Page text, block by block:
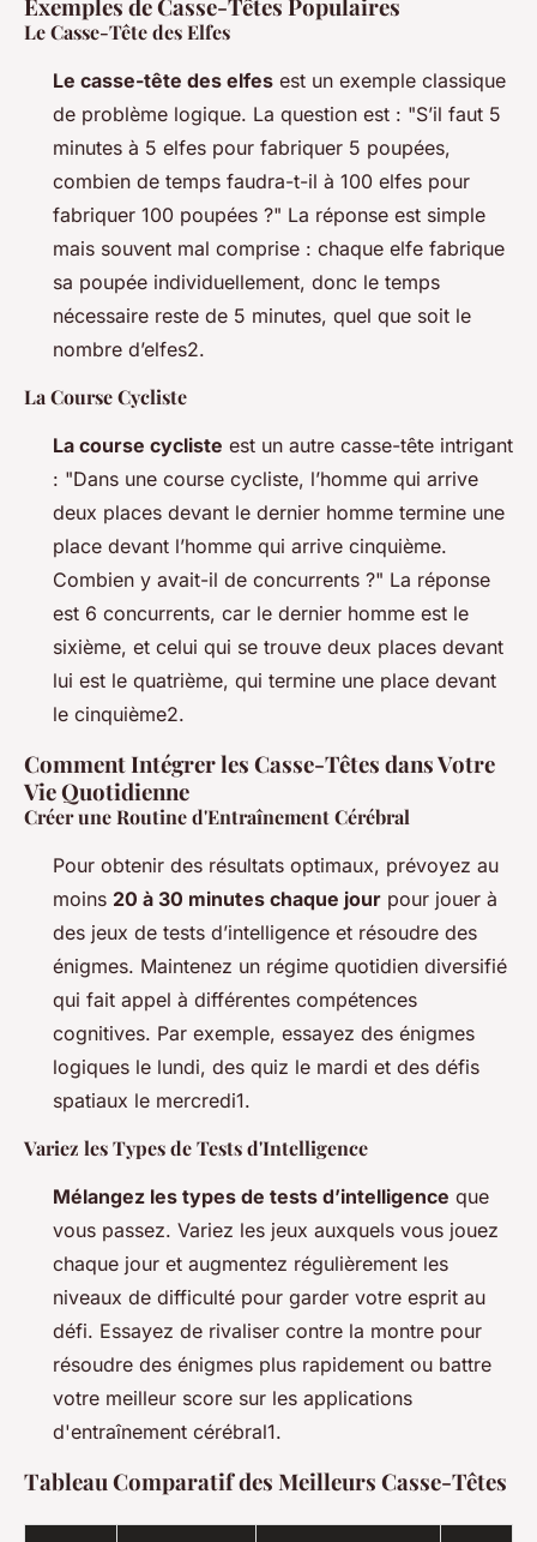
Exemples de Casse-Têtes Populaires
Le Casse-Tête des Elfes
Le casse-tête des elfes est un exemple classique
de problème logique. La question est : "S’il faut 5
minutes à 5 elfes pour fabriquer 5 poupées,
combien de temps faudra-t-il à 100 elfes pour
fabriquer 100 poupées ?" La réponse est simple
mais souvent mal comprise : chaque elfe fabrique
sa poupée individuellement, donc le temps
nécessaire reste de 5 minutes, quel que soit le
nombre d’elfes2.
La Course Cycliste
La course cycliste est un autre casse-tête intrigant
: "Dans une course cycliste, l’homme qui arrive
deux places devant le dernier homme termine une
place devant l’homme qui arrive cinquième.
Combien y avait-il de concurrents ?" La réponse
est 6 concurrents, car le dernier homme est le
sixième, et celui qui se trouve deux places devant
lui est le quatrième, qui termine une place devant
le cinquième2.
Comment Intégrer les Casse-Têtes dans Votre
Vie Quotidienne
Créer une Routine d'Entraînement Cérébral
Pour obtenir des résultats optimaux, prévoyez au
moins 20 à 30 minutes chaque jour pour jouer à
des jeux de tests d’intelligence et résoudre des
énigmes. Maintenez un régime quotidien diversifié
qui fait appel à différentes compétences
cognitives. Par exemple, essayez des énigmes
logiques le lundi, des quiz le mardi et des défis
spatiaux le mercredi1.
Variez les Types de Tests d'Intelligence
Mélangez les types de tests d’intelligence que
vous passez. Variez les jeux auxquels vous jouez
chaque jour et augmentez régulièrement les
niveaux de difficulté pour garder votre esprit au
défi. Essayez de rivaliser contre la montre pour
résoudre des énigmes plus rapidement ou battre
votre meilleur score sur les applications
d'entraînement cérébral1.
Tableau Comparatif des Meilleurs Casse-Têtes